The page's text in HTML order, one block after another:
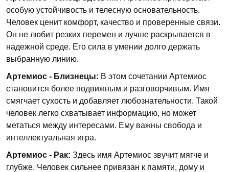
особую устойчивость и телесную основательность.
Человек ценит комфорт, качество и проверенные связи.
Он не любит резких перемен и лучше раскрывается в
надежной среде. Его сила в умении долго держать
выбранную линию.
Артемиос - Близнецы: В этом сочетании Артемиос
становится более подвижным и разговорчивым. Имя
смягчает сухость и добавляет любознательности. Такой
человек легко схватывает информацию, но может
метаться между интересами. Ему важны свобода и
интеллектуальная игра.
Артемиос - Рак: Здесь имя Артемиос звучит мягче и
глубже. Человек сильнее привязан к памяти, дому и